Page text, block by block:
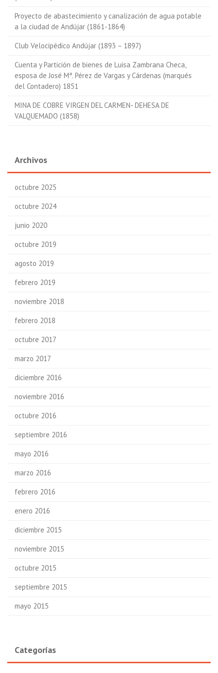
Proyecto de abastecimiento y canalización de agua potable
a la ciudad de Andújar (1861-1864)
Club Velocipédico Andújar (1893 – 1897)
Cuenta y Partición de bienes de Luisa Zambrana Checa,
esposa de José Mª. Pérez de Vargas y Cárdenas (marqués
del Contadero) 1851
MINA DE COBRE VIRGEN DEL CARMEN- DEHESA DE
VALQUEMADO (1858)
Archivos
octubre 2025
octubre 2024
junio 2020
octubre 2019
agosto 2019
febrero 2019
noviembre 2018
febrero 2018
octubre 2017
marzo 2017
diciembre 2016
noviembre 2016
octubre 2016
septiembre 2016
mayo 2016
marzo 2016
febrero 2016
enero 2016
diciembre 2015
noviembre 2015
octubre 2015
septiembre 2015
mayo 2015
Categorías